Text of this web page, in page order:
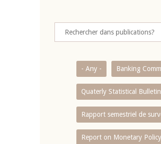
- Any - Banking
Quaterly Statistical Bulletin
Rapport semestriel de
Report on Monetary